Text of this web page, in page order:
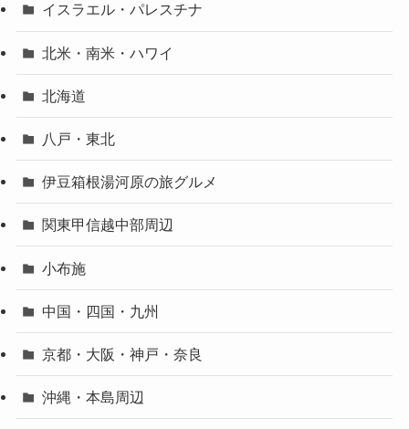
イスラエル・パレスチナ
北米・南米・ハワイ
北海道
八戸・東北
伊豆箱根湯河原の旅グルメ
関東甲信越中部周辺
小布施
中国・四国・九州
京都・大阪・神戸・奈良
沖縄・本島周辺